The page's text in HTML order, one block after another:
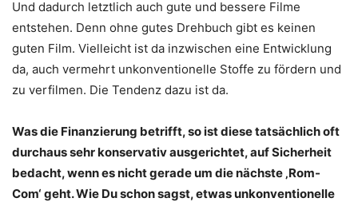
Und dadurch letztlich auch gute und bessere Filme
entstehen. Denn ohne gutes Drehbuch gibt es keinen
guten Film. Vielleicht ist da inzwischen eine Entwicklung
da, auch vermehrt unkonventionelle Stoffe zu fördern und
zu verfilmen. Die Tendenz dazu ist da.
Was die Finanzierung betrifft, so ist diese tatsächlich oft
durchaus sehr konservativ ausgerichtet, auf Sicherheit
bedacht, wenn es nicht gerade um die nächste ‚Rom-
Com‘ geht. Wie Du schon sagst, etwas unkonventionelle